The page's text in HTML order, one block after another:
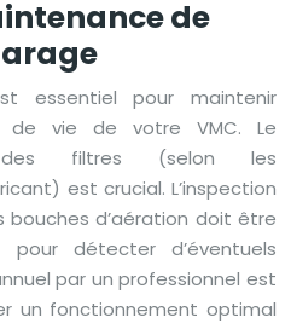
de
essentiel pour maintenir
de vie de votre VMC. Le
des filtres (selon les
est crucial. L’inspection
bouches d’aération doit être
pour détecter d’éventuels
par un professionnel est
un fonctionnement optimal